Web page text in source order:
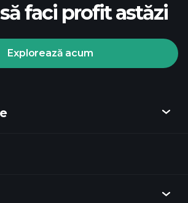
Turneele
faci profit astăzi
Explorează acum